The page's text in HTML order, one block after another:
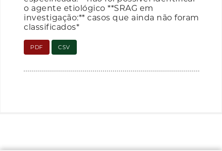
o agente etiológico **SRAG em
investigação:** casos que ainda não foram
classificados*
PDF CSV